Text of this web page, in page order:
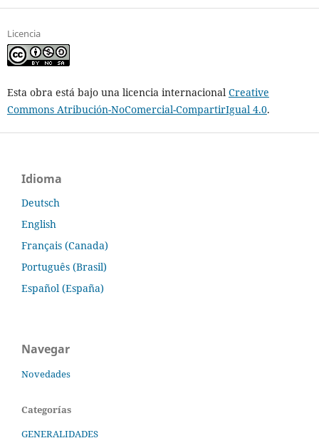
Licencia
Esta obra está bajo una licencia internacional Creative
Commons Atribución-NoComercial-CompartirIgual 4.0.
Idioma
Deutsch
English
Français (Canada)
Português (Brasil)
Español (España)
Navegar
Novedades
Categorías
GENERALIDADES